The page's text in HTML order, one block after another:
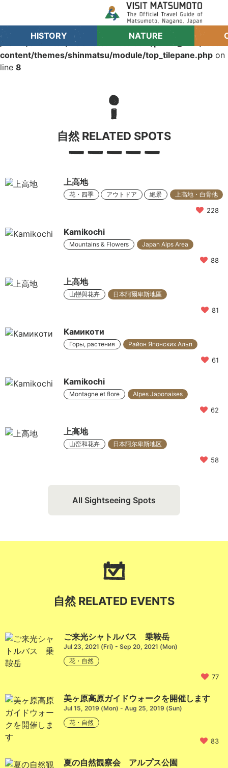
HISTORY NATURE
: Trying to access array offset on value of type
bool in
/home/sinmatsu/visitmatsumoto.com/public_html/
content/themes/shinmatsu/module/top_tilepane.php on
line 8
自然 RELATED SPOTS
228
上高地
花・四季 アウトドア 絶景 上高地・白骨他
88
Kamikochi
Mountains & Flowers Japan Alps Area
81
上高地
山巒與花卉 日本阿爾卑斯地區
61
Камикоти
Горы, растения Район Японских Альп
62
Kamikochi
Montagne et flore Alpes Japonaises
58
上高地
山峦和花卉 日本阿尔卑斯地区
All Sightseeing Spots
自然 RELATED EVENTS
77
ご来光シャトルバス 乗鞍岳
Jul 23, 2021 (Fri) - Sep 20, 2021 (Mon)
花・自然
83
美ヶ原高原ガイドウォークを開催します
Jul 15, 2019 (Mon) - Aug 25, 2019 (Sun)
花・自然
夏の自然観察会 アルプス公園